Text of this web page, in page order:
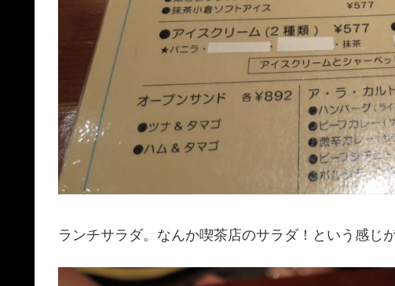
ランチサラダ。なんか喫茶店のサラダ！という感じ